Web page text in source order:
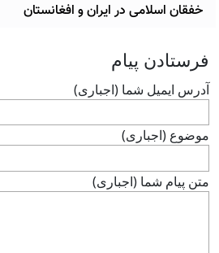
خفقان اسلامی در ایران و افغانستان
فرستادن پيام
آدرس ايميل شما (اجباری)
موضوع (اجباری)
متن پيام شما (اجباری)